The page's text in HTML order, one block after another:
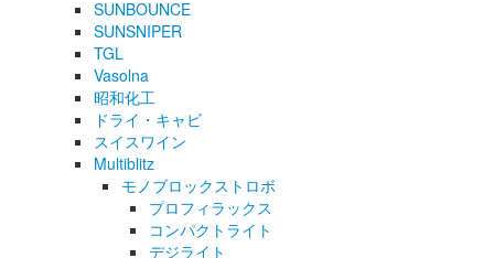
SUNBOUNCE
SUNSNIPER
TGL
Vasolna
昭和化工
ドライ・キャビ
スイスワイン
Multiblitz
モノブロックストロボ
プロフィラックス
コンパクトライト
デジライト